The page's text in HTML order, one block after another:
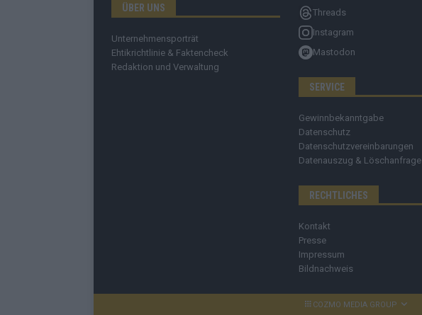
ÜBER UNS
Unternehmensporträt
Ehtikrichtlinie & Faktencheck
Redaktion und Verwaltung
Threads
Instagram
Mastodon
SERVICE
Gewinnbekanntgabe
Datenschutz
Datenschutzvereinbarungen
Datenauszug & Löschanfrage
RECHTLICHES
Kontakt
Presse
Impressum
Bildnachweis
COZMO MEDIA GROUP